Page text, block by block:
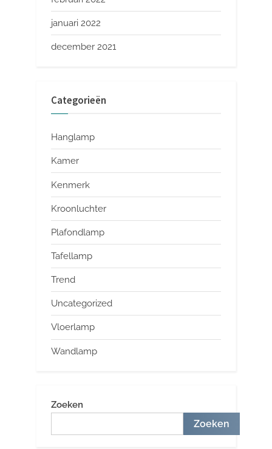
januari 2022
december 2021
Categorieën
Hanglamp
Kamer
Kenmerk
Kroonluchter
Plafondlamp
Tafellamp
Trend
Uncategorized
Vloerlamp
Wandlamp
Zoeken
Zoeken